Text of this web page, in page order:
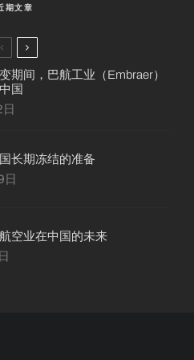
期文章
期间，巴航工业（Embraer）
国
长期冻结的准备
空业在中国的未来